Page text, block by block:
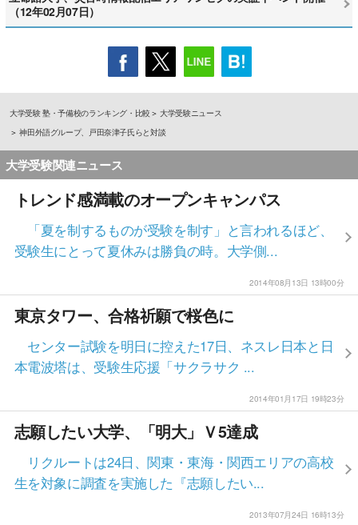
（12年02月07日）
大学受験 塾・予備校のランキング・比較
大学受験ニュース
神田外語グループ、戸田奈津子氏らと対談
大学受験関連ニュース
トレンド感満載のオープンキャンパス
「夏を制するものが受験を制す」と言われるほど、
受験生にとって夏休みは勝負の時。大学側...
2014年08月13日 13時00分
東京タワー、合格祈願で桜色に
センター試験を明日に控えた17日、ネスレ日本と日
本電波塔は、受験生応援「サクラサク ...
2014年01月17日 19時23分
志願したい大学、「明大」Ｖ5達成
リクルートは24日、関東・東海・関西エリアの高校
生を対象に調査を実施した『志願したい...
2013年07月24日 16時13分